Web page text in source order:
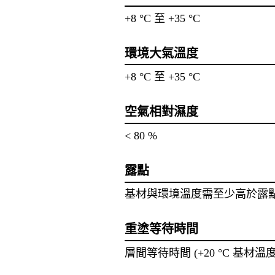
+8 °C 至 +35 °C
環境大氣溫度
+8 °C 至 +35 °C
空氣相對濕度
< 80 %
露點
基材與環境溫度需至少高於露
重塗等待時間
層間等待時間 (+20 °C 基材溫